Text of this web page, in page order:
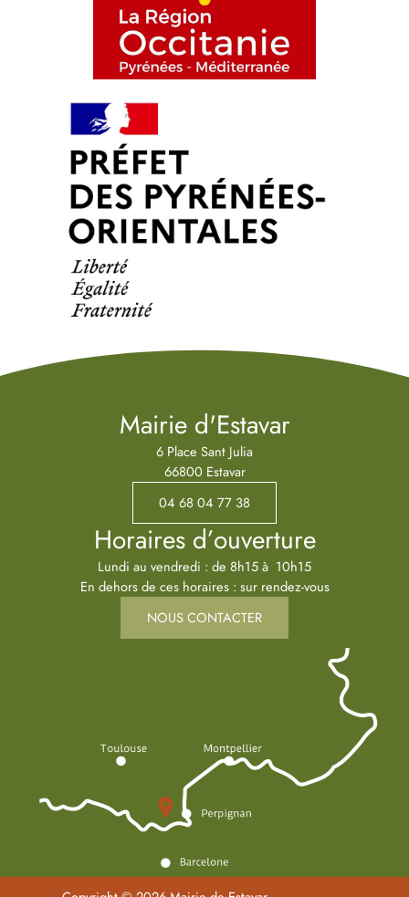
Mairie d'Estavar
6 Place Sant Julia
66800 Estavar
04 68 04 77 38
Horaires d’ouverture
Lundi au vendredi : de 8h15 à 10h15
En dehors de ces horaires : sur rendez-vous
NOUS CONTACTER